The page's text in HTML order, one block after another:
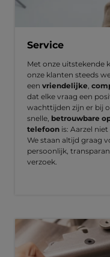
Service
Met onze uitstekende
onze klanten steeds
een vriendelijke
dat elke vraag een
wachttijden zijn er bij
snelle, betrouwbare
telefoon is: Aarzel
We staan altijd graag
persoonlijk,
verzoek.